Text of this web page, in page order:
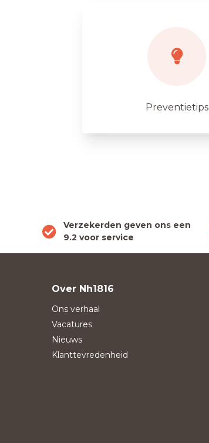
Preventietips
Verzekerden geven ons een
9.2 voor service
Over Nh1816
Ons verhaal
Vacatures
Nieuws
Klanttevredenheid